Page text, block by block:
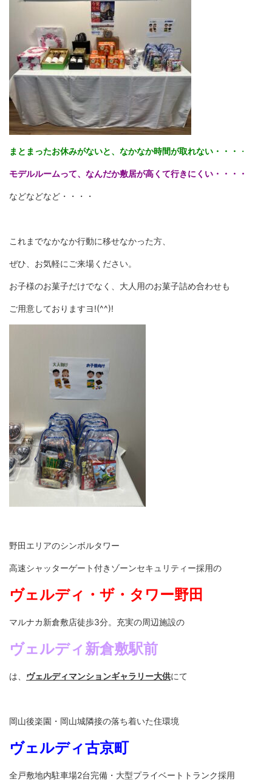
まとまったお休みがないと、なかなか時間が取れない・・・ ・
モデルルームって、なんだか敷居が高くて行きにくい・・・・
などなどなど・・・・
これまでなかなか行動に移せなかった方、
ぜひ、お気軽にご来場ください。
お子様のお菓子だけでなく、大人用のお菓子詰め合わせも
ご用意しておりますヨ!(^^)!
野田エリアのシンボルタワー
高速シャッターゲート付きゾーンセキュリティー採用の
ヴェルディ・ザ・タワー野田
マルナカ新倉敷店徒歩3分。充実の周辺施設の
ヴェルディ新倉敷駅前
は、 ヴェルディマンションギャラリー大供にて
岡山後楽園・岡山城隣接の落ち着いた住環境
ヴェルディ古京町
全戸敷地内駐車場2台完備・大型プライベートトランク採用